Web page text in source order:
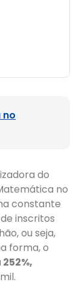
no
do
no
constante
inscritos
ou seja,
forma, o